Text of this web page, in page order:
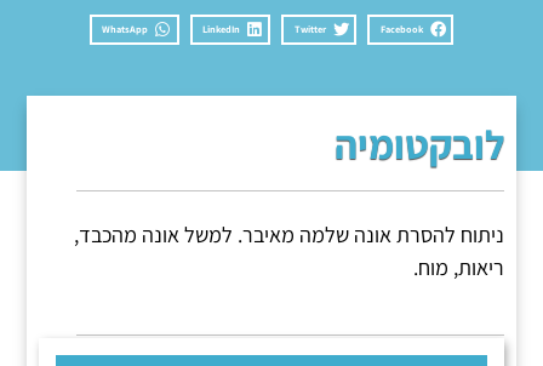
Facebook
Twitter
LinkedIn
WhatsApp
לובקטומיה
ניתוח להסרת אונה שלמה מאיבר. למשל אונה מהכבד,
ריאות, מוח.